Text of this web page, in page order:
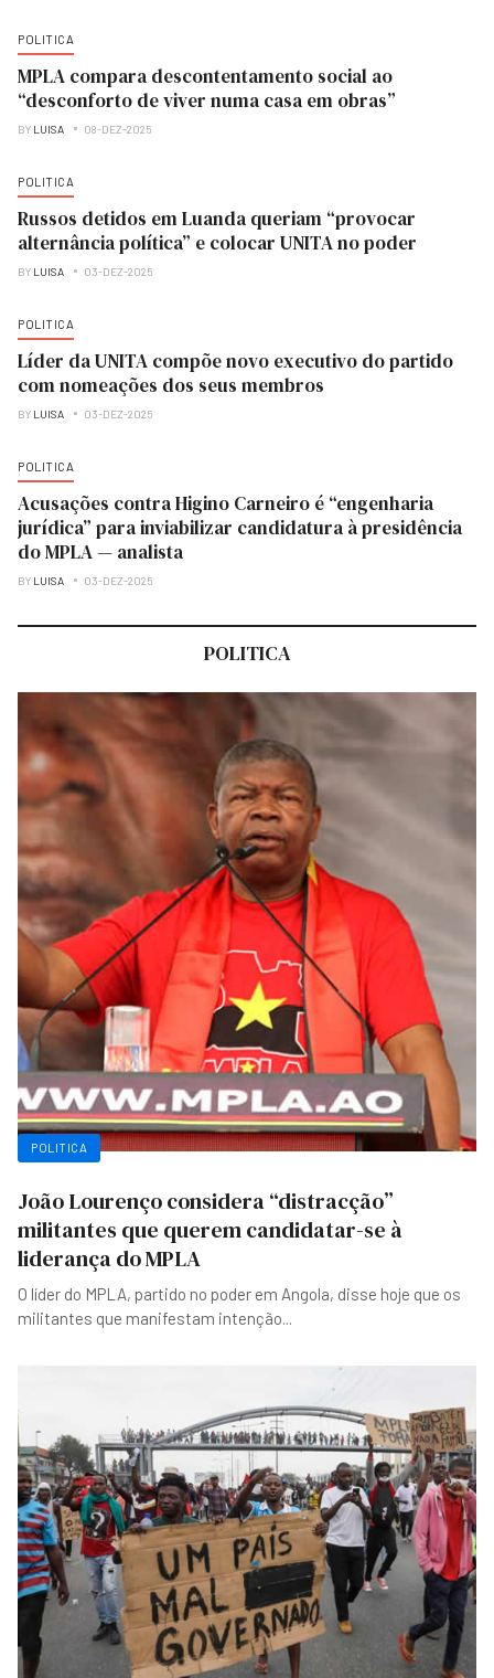
POLITICA
MPLA compara descontentamento social ao
“desconforto de viver numa casa em obras”
BY LUISA 08-DEZ-2025
POLITICA
Russos detidos em Luanda queriam “provocar
alternância política” e colocar UNITA no poder
BY LUISA 03-DEZ-2025
POLITICA
Líder da UNITA compõe novo executivo do partido
com nomeações dos seus membros
BY LUISA 03-DEZ-2025
POLITICA
Acusações contra Higino Carneiro é “engenharia
jurídica” para inviabilizar candidatura à presidência
do MPLA — analista
BY LUISA 03-DEZ-2025
POLITICA
POLITICA
João Lourenço considera “distracção”
militantes que querem candidatar-se à
liderança do MPLA
O líder do MPLA, partido no poder em Angola, disse hoje que os
militantes que manifestam intenção...